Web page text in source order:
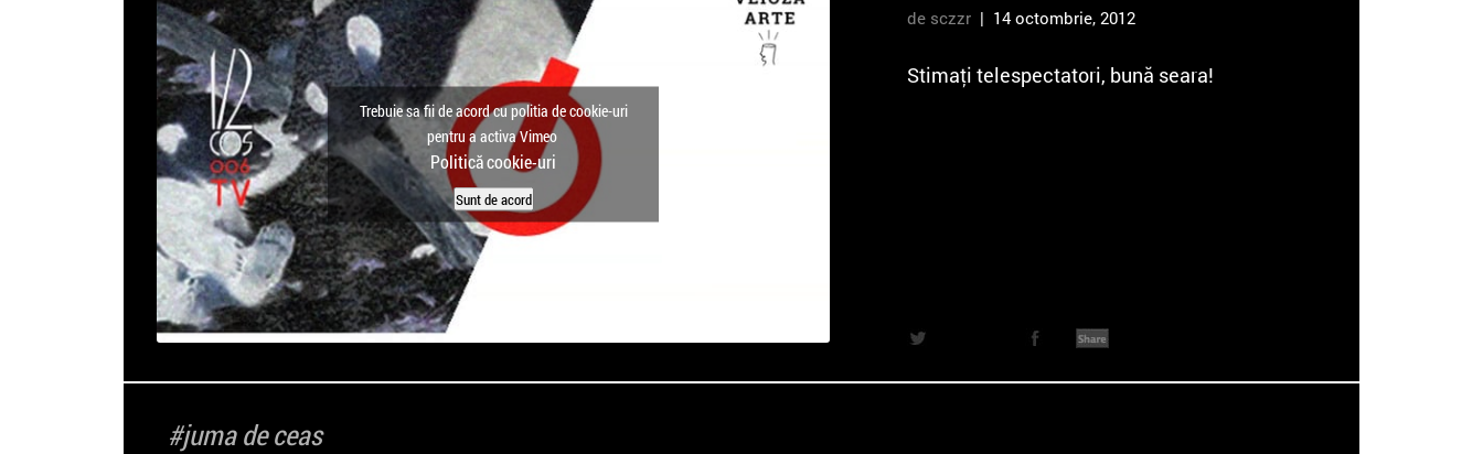
All Stars For
Outernational
Trebuie sa fii de acord cu politia de cookie-uri
pentru a activa Vimeo
Politică cookie-uri
Sunt de acord
de sczzr | 14 octombrie, 2012
Stimaţi telespectatori, bună seara!
#juma de ceas